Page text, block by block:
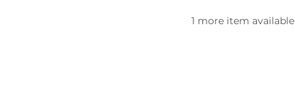
1 more item available